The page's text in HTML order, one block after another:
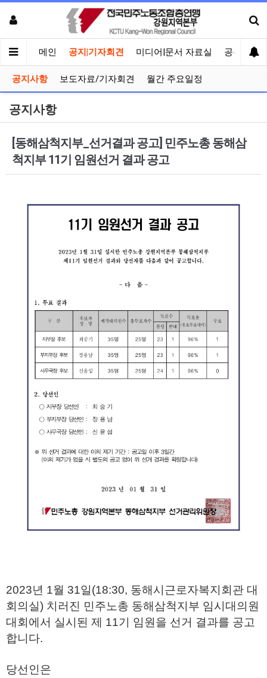
메인 공지|기자회견 미디어|문서 자료실 공유게시
공지사항 보도자료/기자회견 월간 주요일정
공지사항
[동해삼척지부_선거결과 공고] 민주노총 동해삼
척지부 11기 임원선거 결과 공고
2023년 1월 31일(18:30, 동해시근로자복지회관 대
회의실) 치러진 민주노총 동해삼척지부 임시대의원
대회에서 실시된 제 11기 임원을 선거 결과를 공고
합니다.
당선인은